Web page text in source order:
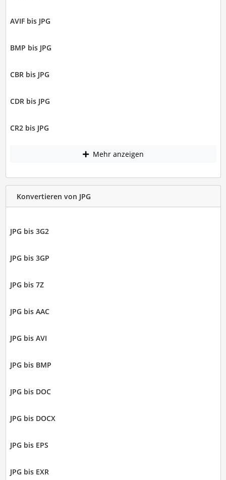
AVIF bis JPG
BMP bis JPG
CBR bis JPG
CDR bis JPG
CR2 bis JPG
Mehr anzeigen
Konvertieren von JPG
JPG bis 3G2
JPG bis 3GP
JPG bis 7Z
JPG bis AAC
JPG bis AVI
JPG bis BMP
JPG bis DOC
JPG bis DOCX
JPG bis EPS
JPG bis EXR